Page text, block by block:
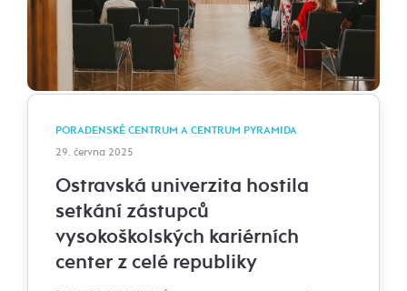
PORADENSKÉ CENTRUM A CENTRUM PYRAMIDA
29. června 2025
Ostravská univerzita hostila
setkání zástupců
vysokoškolských kariérních
center z celé republiky